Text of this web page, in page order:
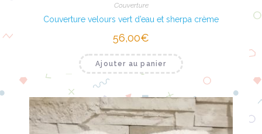
Couverture
Couverture velours vert d’eau et sherpa crème
56,00€
Ajouter au panier